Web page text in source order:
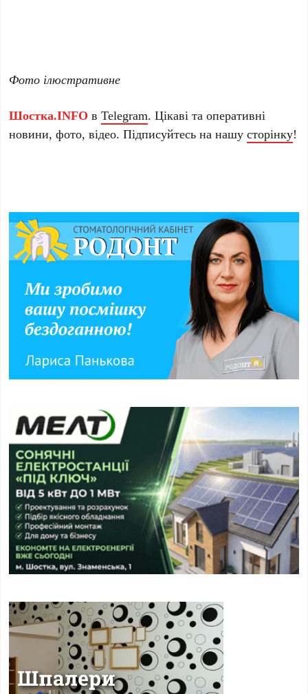
Фото ілюстративне
Шостка.INFO вTelegram. Цікаві та оперативні
новини, фото, відео. Підписуйтесь на нашусторінку!